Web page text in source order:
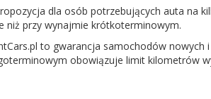
dla osób potrzebujących auta na
niż przy wynajmie krótkoterminowym.
to gwarancja samochodów
obowiązuje limit kilometrów